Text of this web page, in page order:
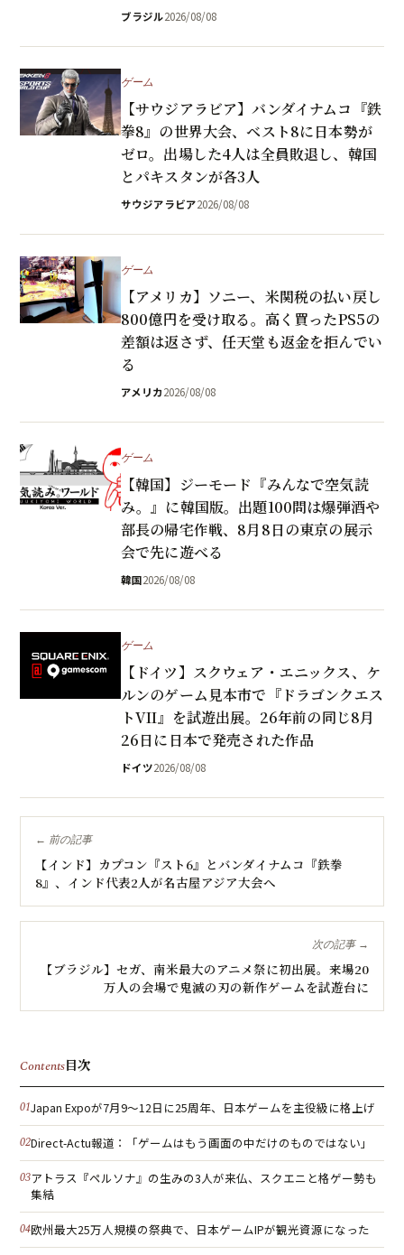
ブラジル2026/08/08
ゲーム
【サウジアラビア】バンダイナムコ『鉄
拳8』の世界大会、ベスト8に日本勢が
ゼロ。出場した4人は全員敗退し、韓国
とパキスタンが各3人
サウジアラビア2026/08/08
ゲーム
【アメリカ】ソニー、米関税の払い戻し
800億円を受け取る。高く買ったPS5の
差額は返さず、任天堂も返金を拒んでい
る
アメリカ2026/08/08
ゲーム
【韓国】ジーモード『みんなで空気読
み。』に韓国版。出題100問は爆弾酒や
部長の帰宅作戦、8月8日の東京の展示
会で先に遊べる
韓国2026/08/08
ゲーム
【ドイツ】スクウェア・エニックス、ケ
ルンのゲーム見本市で『ドラゴンクエス
トVII』を試遊出展。26年前の同じ8月
26日に日本で発売された作品
ドイツ2026/08/08
← 前の記事
【インド】カプコン『スト6』とバンダイナムコ『鉄拳
8』、インド代表2人が名古屋アジア大会へ
次の記事 →
【ブラジル】セガ、南米最大のアニメ祭に初出展。来場20
万人の会場で鬼滅の刃の新作ゲームを試遊台に
Contents目次
Japan Expoが7月9〜12日に25周年、日本ゲームを主役級に格上げ
Direct-Actu報道：「ゲームはもう画面の中だけのものではない」
アトラス『ペルソナ』の生みの3人が来仏、スクエニと格ゲー勢も
集結
欧州最大25万人規模の祭典で、日本ゲームIPが観光資源になった